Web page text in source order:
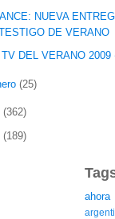
NUEVA
DE VERANO
TV DEL VERANO 2009
(25)
(362)
(189)
ahora